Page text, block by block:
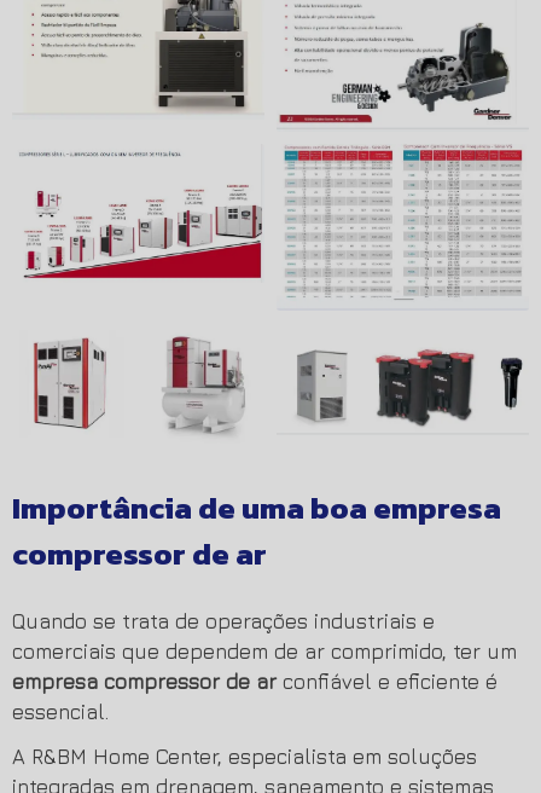
Importância de uma boaempresa
compressor de ar
Quando se trata de operações industriais e
comerciais que dependem de ar comprimido, ter um
empresa compressor de arconfiável e eficiente é
essencial.
A R&BM Home Center, especialista em soluções
integradas em drenagem, saneamento e sistemas